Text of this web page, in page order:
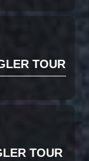
TOUR
TOUR